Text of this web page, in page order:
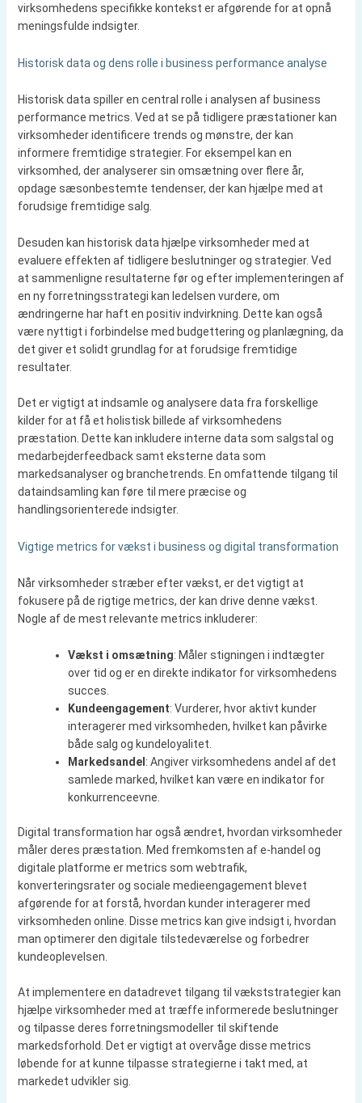
virksomhedens specifikke kontekst er afgørende for at opnå
meningsfulde indsigter.
Historisk data og dens rolle i business performance analyse
Historisk data spiller en central rolle i analysen af business
performance metrics. Ved at se på tidligere præstationer kan
virksomheder identificere trends og mønstre, der kan
informere fremtidige strategier. For eksempel kan en
virksomhed, der analyserer sin omsætning over flere år,
opdage sæsonbestemte tendenser, der kan hjælpe med at
forudsige fremtidige salg.
Desuden kan historisk data hjælpe virksomheder med at
evaluere effekten af tidligere beslutninger og strategier. Ved
at sammenligne resultaterne før og efter implementeringen af
en ny forretningsstrategi kan ledelsen vurdere, om
ændringerne har haft en positiv indvirkning. Dette kan også
være nyttigt i forbindelse med budgettering og planlægning, da
det giver et solidt grundlag for at forudsige fremtidige
resultater.
Det er vigtigt at indsamle og analysere data fra forskellige
kilder for at få et holistisk billede af virksomhedens
præstation. Dette kan inkludere interne data som salgstal og
medarbejderfeedback samt eksterne data som
markedsanalyser og branchetrends. En omfattende tilgang til
dataindsamling kan føre til mere præcise og
handlingsorienterede indsigter.
Vigtige metrics for vækst i business og digital transformation
Når virksomheder stræber efter vækst, er det vigtigt at
fokusere på de rigtige metrics, der kan drive denne vækst.
Nogle af de mest relevante metrics inkluderer:
Vækst i omsætning: Måler stigningen i indtægter
over tid og er en direkte indikator for virksomhedens
succes.
Kundeengagement: Vurderer, hvor aktivt kunder
interagerer med virksomheden, hvilket kan påvirke
både salg og kundeloyalitet.
Markedsandel : Angiver virksomhedens andel af det
samlede marked, hvilket kan være en indikator for
konkurrenceevne.
Digital transformation har også ændret, hvordan virksomheder
måler deres præstation. Med fremkomsten af e-handel og
digitale platforme er metrics som webtrafik,
konverteringsrater og sociale medieengagement blevet
afgørende for at forstå, hvordan kunder interagerer med
virksomheden online. Disse metrics kan give indsigt i, hvordan
man optimerer den digitale tilstedeværelse og forbedrer
kundeoplevelsen.
At implementere en datadrevet tilgang til vækststrategier kan
hjælpe virksomheder med at træffe informerede beslutninger
og tilpasse deres forretningsmodeller til skiftende
markedsforhold. Det er vigtigt at overvåge disse metrics
løbende for at kunne tilpasse strategierne i takt med, at
markedet udvikler sig.